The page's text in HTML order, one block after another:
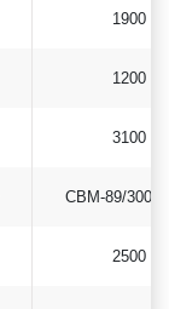
1900
1200
3100
СВМ-89/
2500